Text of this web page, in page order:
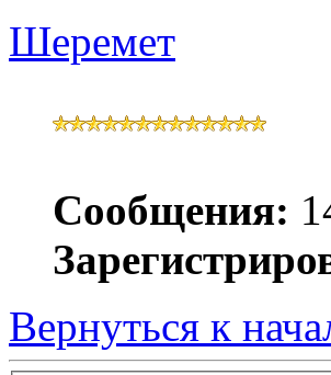
Шеремет
Сообщения:
Вернуться к